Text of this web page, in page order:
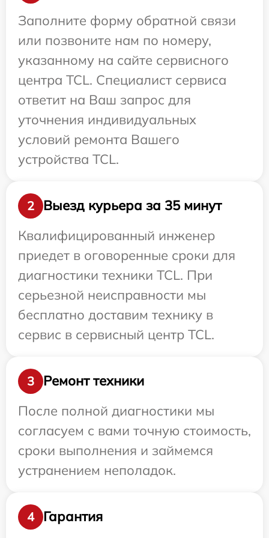
Заполните форму обратной связи
или позвоните нам по номеру,
указанному на сайте сервисного
центра TCL. Специалист сервиса
ответит на Ваш запрос для
уточнения индивидуальных
условий ремонта Вашего
устройства TCL.
2
Выезд курьера за 35 минут
Квалифицированный инженер
приедет в оговоренные сроки для
диагностики техники TCL. При
серьезной неисправности мы
бесплатно доставим технику в
сервис в сервисный центр TCL.
3
Ремонт техники
После полной диагностики мы
согласуем с вами точную стоимость,
сроки выполнения и займемся
устранением неполадок.
4
Гарантия